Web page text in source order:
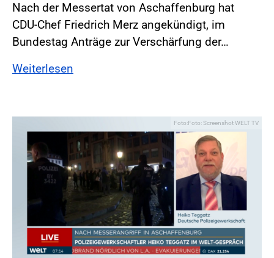
Nach der Messertat von Aschaffenburg hat
CDU-Chef Friedrich Merz angekündigt, im
Bundestag Anträge zur Verschärfung der…
Weiterlesen
Foto:Foto: Screenshot WELT TV